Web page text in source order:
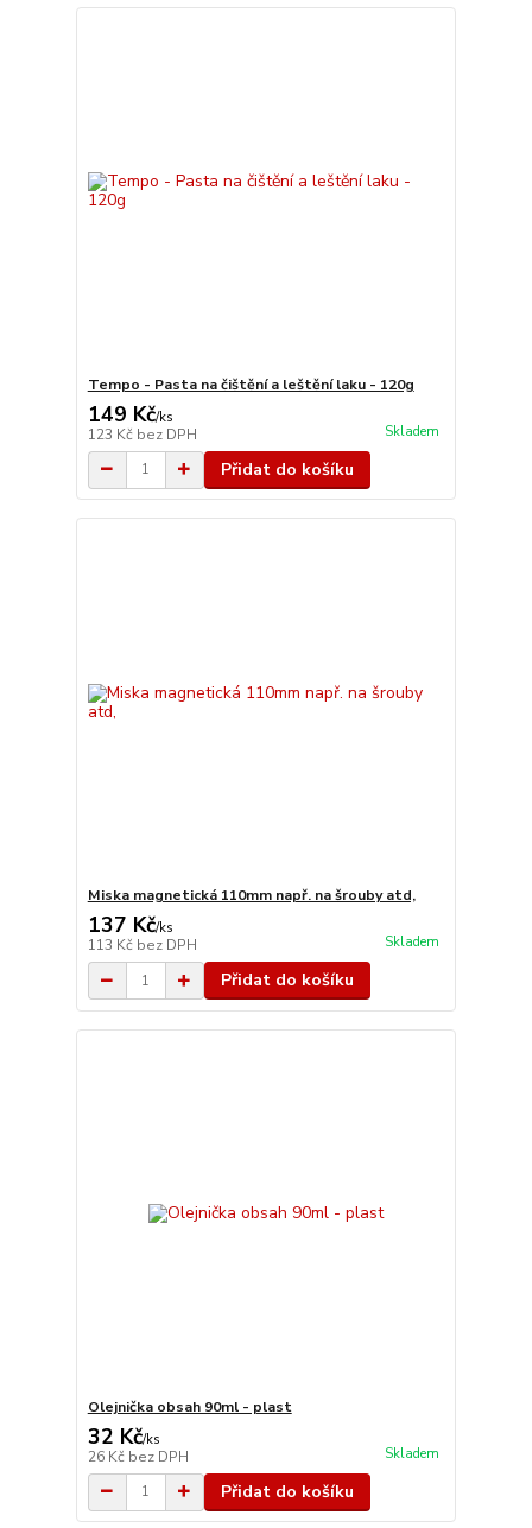
Tempo - Pasta na čištění a leštění laku - 120g
149 Kč/ks
123 Kč bez DPH Skladem
Přidat do košíku
Miska magnetická 110mm např. na šrouby atd,
137 Kč/ks
113 Kč bez DPH Skladem
Přidat do košíku
Olejnička obsah 90ml - plast
32 Kč/ks
26 Kč bez DPH Skladem
Přidat do košíku